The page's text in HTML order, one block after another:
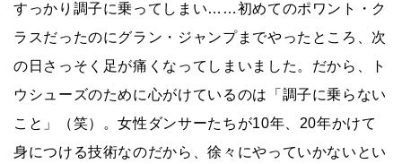
すっかり調子に乗ってしまい……初めてのポワント・ク
ラスだったのにグラン・ジャンプまでやったところ、次
の日さっそく足が痛くなってしまいました。だから、ト
ウシューズのために心がけているのは「調子に乗らない
こと」（笑）。女性ダンサーたちが10年、20年かけて
身につける技術なのだから、徐々にやっていかないとい